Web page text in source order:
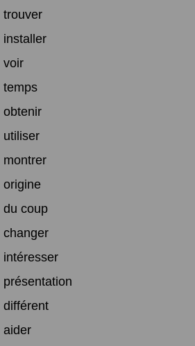
trouver
installer
voir
temps
obtenir
utiliser
montrer
origine
du coup
changer
intéresser
présentation
différent
aider